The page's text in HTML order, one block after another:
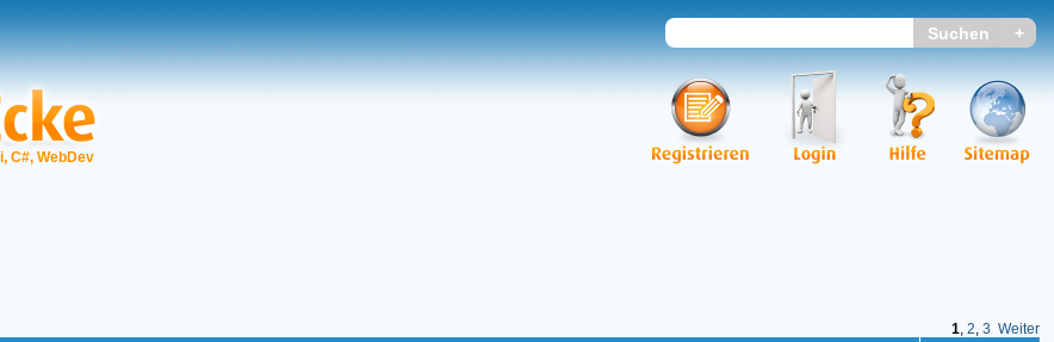
C#, WebDev
1, 2, 3 Weiter